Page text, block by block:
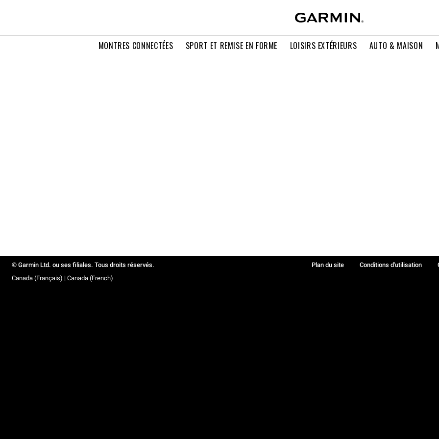
MONTRES CONNECTÉES SPORT ET REMISE EN FORME LOISIRS EXTÉRIEURS AUTO & MAISON
© Garmin Ltd. ou ses filiales. Tous droits réservés. Plan du site Conditions d'utilisation
Canada (Français) | Canada (French)